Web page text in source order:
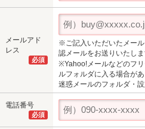
メールアド
レス
必須
※ご記入いただいたメー
認メールをお送りいたしま
※Yahoo!メールなどのフ
ルフォルダに入る場合があ
迷惑メールのフォルダ・設
電話番号
必須